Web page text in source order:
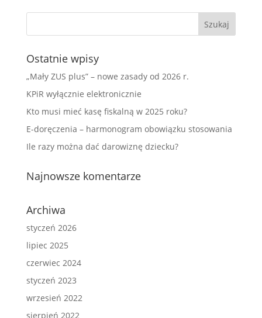
Ostatnie wpisy
„Mały ZUS plus” – nowe zasady od 2026 r.
KPiR wyłącznie elektronicznie
Kto musi mieć kasę fiskalną w 2025 roku?
E-doręczenia – harmonogram obowiązku stosowania
Ile razy można dać darowiznę dziecku?
Najnowsze komentarze
Archiwa
styczeń 2026
lipiec 2025
czerwiec 2024
styczeń 2023
wrzesień 2022
sierpień 2022